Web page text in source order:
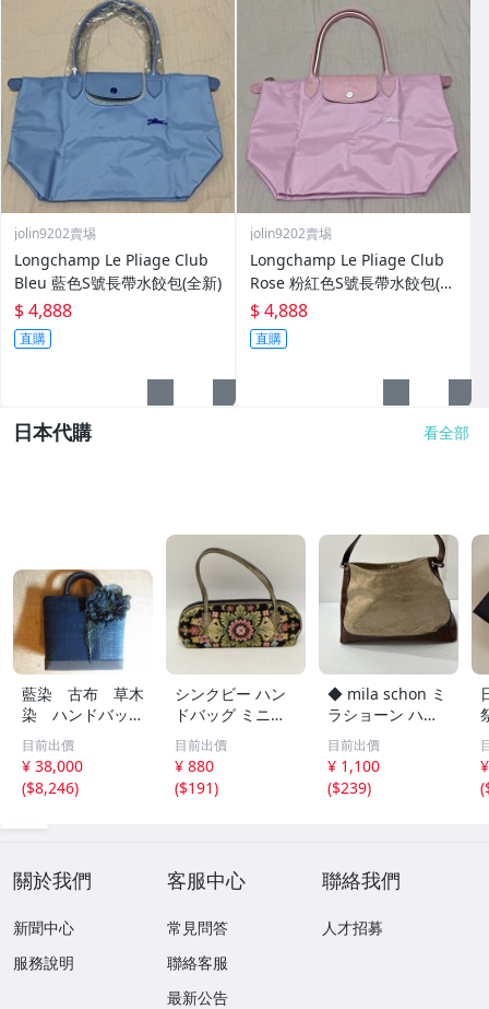
jolin9202賣埸
Longchamp Le Pliage Club
Bleu 藍色S號長帶水餃包(全新)
$ 4,888
直購
jolin9202賣埸
Longchamp Le Pliage Club
Rose 粉紅色S號長帶水餃包(全
新)
$ 4,888
直購
日本代購 看全部
藍染 古布 草木
染 ハンドバッ
グ １点もの
目前出價
¥ 38,000
($8,246)
シンクビー ハン
ドバッグ ミニバ
ッグ ゴブラン織
り 花柄 刺繍 経年
品 Think Bee! 美
品 中古
目前出價
¥ 880
($191)
◆ mila schon ミ
ラショーン ハン
ドバッグ トート
バッグ 肩掛け モ
ノグラム柄 ベー
ジュ系 中古品
目前出價
¥ 1,100
($239)
(
關於我們
新聞中心
服務說明
客服中心
常見問答
聯絡客服
最新公告
聯絡我們
人才招募